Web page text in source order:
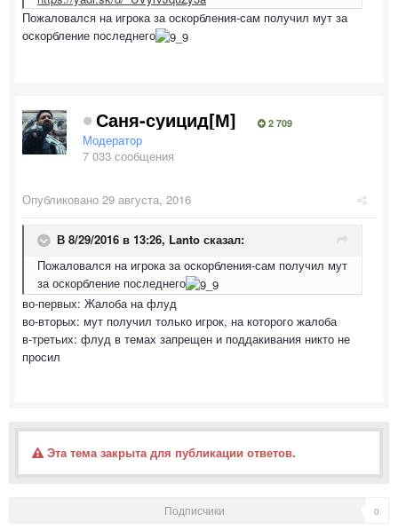
Пожаловался на игрока за оскорбления-сам получил мут за
оскорбление последнего
Саня-суицид[М] 2 709
Модератор
7 033 сообщения
Опубликовано 29 августа, 2016
В 8/29/2016 в 13:26, Lanto сказал:
Пожаловался на игрока за оскорбления-сам получил мут
за оскорбление последнего
во-первых: Жалоба на флуд
во-вторых: мут получил только игрок, на которого жалоба
в-третьих: флуд в темах запрещен и поддакивания никто не
просил
Эта тема закрыта для публикации ответов.
Подписчики 0